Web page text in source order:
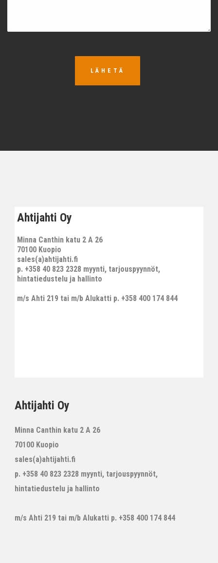
LÄHETÄ
Ahtijahti Oy
Minna Canthin katu 2 A 26
70100 Kuopio
sales(a)ahtijahti.fi
p. +358 40 823 2328 myynti, tarjouspyynnöt,
hintatiedustelu ja hallinto
m/s Ahti 219 tai m/b Alukatti p. +358 400 174 844
Ahtijahti Oy
Minna Canthin katu 2 A 26
70100 Kuopio
sales(a)ahtijahti.fi
p. +358 40 823 2328 myynti, tarjouspyynnöt,
hintatiedustelu ja hallinto
m/s Ahti 219 tai m/b Alukatti p. +358 400 174 844